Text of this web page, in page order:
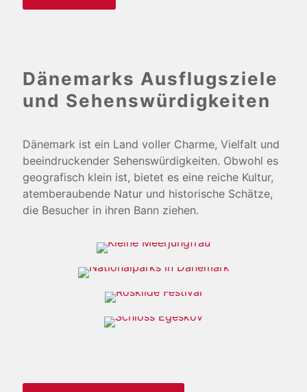
Dänemarks Ausflugsziele
und Sehenswürdigkeiten
Dänemark ist ein Land voller Charme, Vielfalt und
beeindruckender Sehenswürdigkeiten. Obwohl es
geografisch klein ist, bietet es eine reiche Kultur,
atemberaubende Natur und historische Schätze,
die Besucher in ihren Bann ziehen.
Nationalparks in Dänemark
Roskilde Festival
Schloss Egeskov